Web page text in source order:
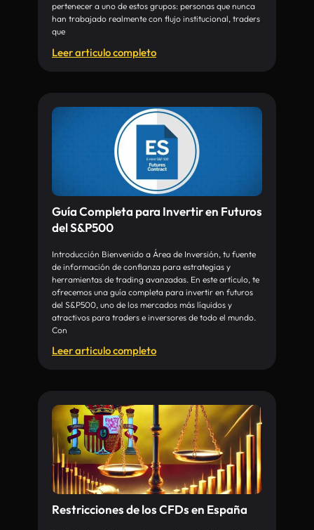
pertenecer a uno de estos grupos: personas que nunca
han trabajado realmente con flujo institucional, traders
que
Leer articulo completo
Guía Completa para Invertir en Futuros
del S&P500
Introducción Bienvenido a Área de Inversión, tu fuente
de información de confianza para estrategias y
herramientas de trading avanzadas. En este artículo, te
ofrecemos una guía completa para invertir en futuros
del S&P500, uno de los mercados más líquidos y
atractivos para traders e inversores de todo el mundo.
Con
Leer articulo completo
Restricciones de los CFDs en España